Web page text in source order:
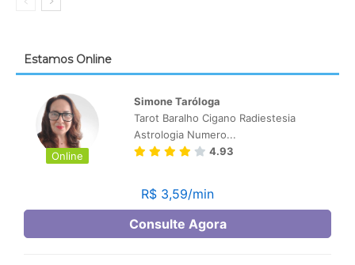
Estamos Online